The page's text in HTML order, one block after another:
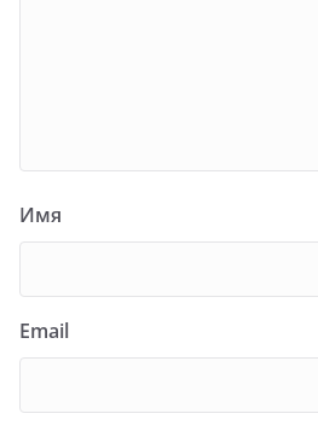
Имя
Email